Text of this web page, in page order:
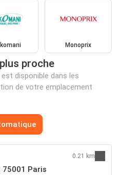
Monoprix
proche
disponible dans les
de votre emplacement
75001 Paris
0.21 km